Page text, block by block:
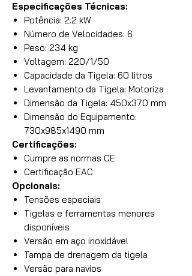
Especificações Técnicas:
Potência: 2.2 kW
Número de Velocidades: 6
Peso: 234 kg
Voltagem: 220/1/50
Capacidade da Tigela: 60 litros
Levantamento da Tigela: Motoriza
Dimensão da Tigela: 450x370 mm
Dimensão do Equipamento:
730x985x1490 mm
Certificações:
Cumpre as normas CE
Certificação EAC
Opcionais:
Tensões especiais
Tigelas e ferramentas menores
disponíveis
Versão em aço inoxidável
Tampa de drenagem da tigela
Versão para navios